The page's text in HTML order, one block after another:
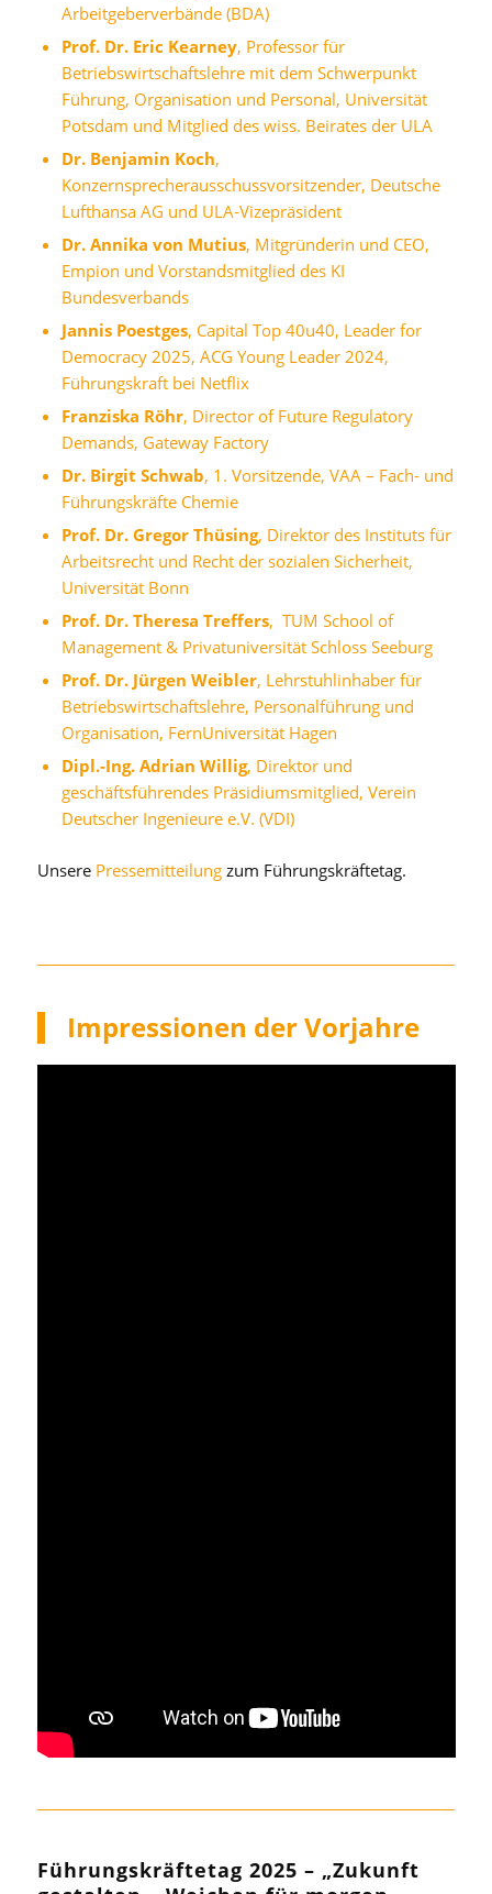
Arbeitgeberverbände (BDA)
Prof. Dr. Eric Kearney, Professor für
Betriebswirtschaftslehre mit dem Schwerpunkt
Führung, Organisation und Personal, Universität
Potsdam und Mitglied des wiss. Beirates der ULA
Dr. Benjamin Koch,
Konzernsprecherausschussvorsitzender, Deutsche
Lufthansa AG und ULA-Vizepräsident
Dr. Annika von Mutius, Mitgründerin und CEO,
Empion und Vorstandsmitglied des KI
Bundesverbands
Jannis Poestges, Capital Top 40u40, Leader for
Democracy 2025, ACG Young Leader 2024,
Führungskraft bei Netflix
Franziska Röhr, Director of Future Regulatory
Demands, Gateway Factory
Dr. Birgit Schwab, 1. Vorsitzende, VAA – Fach- und
Führungskräfte Chemie
Prof. Dr. Gregor Thüsing, Direktor des Instituts für
Arbeitsrecht und Recht der sozialen Sicherheit,
Universität Bonn
Prof. Dr. Theresa Treffers, TUM School of
Management & Privatuniversität Schloss Seeburg
Prof. Dr. Jürgen Weibler, Lehrstuhlinhaber für
Betriebswirtschaftslehre, Personalführung und
Organisation, FernUniversität Hagen
Dipl.-Ing. Adrian Willig, Direktor und
geschäftsführendes Präsidiumsmitglied, Verein
Deutscher Ingenieure e.V. (VDI)
Unsere Pressemitteilung zum Führungskräftetag.
Impressionen der Vorjahre
Führungskräftetag 2025 – „Zukunft